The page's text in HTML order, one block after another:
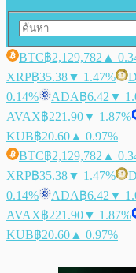
BTC฿2,129,782 ▲
XRP฿35.38▼ 1.47%
0.14%
ADA฿6.42 ▼
AVAX฿221.90▼ 1.87%
KUB฿20.60 ▲ 0.97%
BTC฿2,129,782 ▲
XRP฿35.38▼ 1.47%
0.14%
ADA฿6.42 ▼
AVAX฿221.90▼ 1.87%
KUB฿20.60 ▲ 0.97%